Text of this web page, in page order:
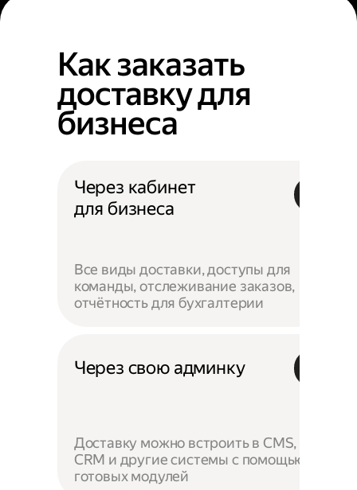
Как заказать
доставку для
бизнеса
Через кабинет
для бизнеса
Все виды доставки, доступы для
команды, отслеживание заказов,
отчётность для бухгалтерии
Через свою админку
Доставку можно встроить в CMS,
CRM и другие системы с помощью
готовых модулей